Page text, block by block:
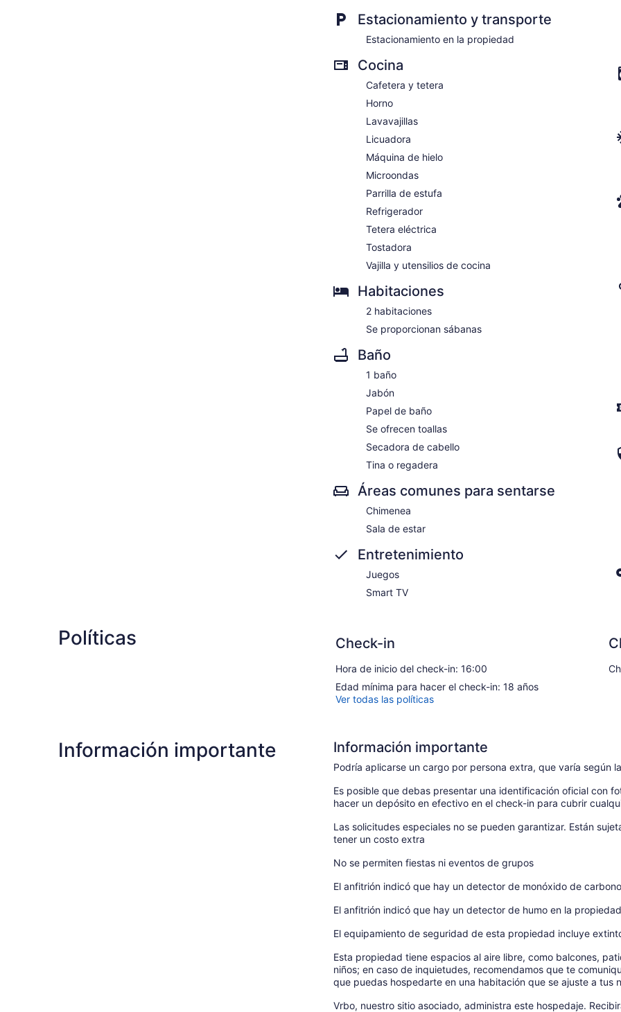
Estacionamiento y transporte
Estacionamiento en la propiedad
Cocina
Cafetera y tetera
Horno
Lavavajillas
Licuadora
Máquina de hielo
Microondas
Parrilla de estufa
Refrigerador
Tetera eléctrica
Tostadora
Vajilla y utensilios de cocina
Habitaciones
2 habitaciones
Se proporcionan sábanas
Baño
1 baño
Jabón
Papel de baño
Se ofrecen toallas
Secadora de cabello
Tina o regadera
Áreas comunes para sentarse
Chimenea
Sala de estar
Entretenimiento
Juegos
Smart TV
Políticas Check-in
Hora de inicio del check-in: 16:00
Edad mínima para hacer el check-in: 18 años
Ver todas las políticas
Información importante Información importante
Podría aplicarse un cargo por persona extra, que varía según
Es posible que debas presentar una identificación oficial con
hacer un depósito en efectivo en el check-in para cubrir
Las solicitudes especiales no se pueden garantizar. Están
tener un costo extra
No se permiten fiestas ni eventos de grupos
El anfitrión indicó que hay un detector de monóxido de
El anfitrión indicó que hay un detector de humo en la propiedad
El equipamiento de seguridad de esta propiedad incluye
Esta propiedad tiene espacios al aire libre, como balcones,
niños; en caso de inquietudes, recomendamos que te
que puedas hospedarte en una habitación que se ajuste a tus
Vrbo, nuestro sitio asociado, administra este hospedaje.